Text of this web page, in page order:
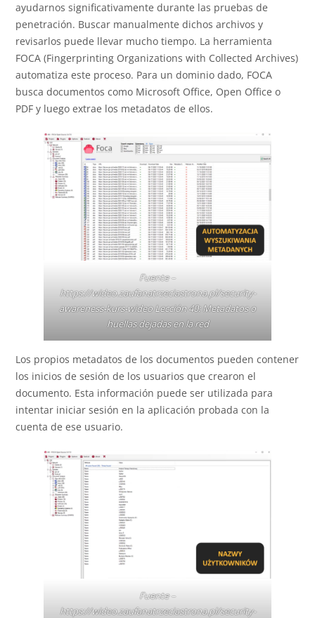
ayudarnos significativamente durante las pruebas de
penetración. Buscar manualmente dichos archivos y
revisarlos puede llevar mucho tiempo. La herramienta
FOCA (Fingerprinting Organizations with Collected Archives)
automatiza este proceso. Para un dominio dado, FOCA
busca documentos como Microsoft Office, Open Office o
PDF y luego extrae los metadatos de ellos.
Fuente –
https://wideo.zaufanatrzeciastrona.pl/security-
awareness-kurs-wideoLección 40: Metadatos o
huellas dejadas en la red
Los propios metadatos de los documentos pueden contener
los inicios de sesión de los usuarios que crearon el
documento. Esta información puede ser utilizada para
intentar iniciar sesión en la aplicación probada con la
cuenta de ese usuario.
Fuente –
https://wideo.zaufanatrzeciastrona.pl/security-